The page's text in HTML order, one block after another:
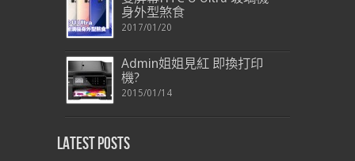
身外型煞食
2017/01/20
Admin姐姐見紅 即換打印
機?
2015/01/14
Latest Posts